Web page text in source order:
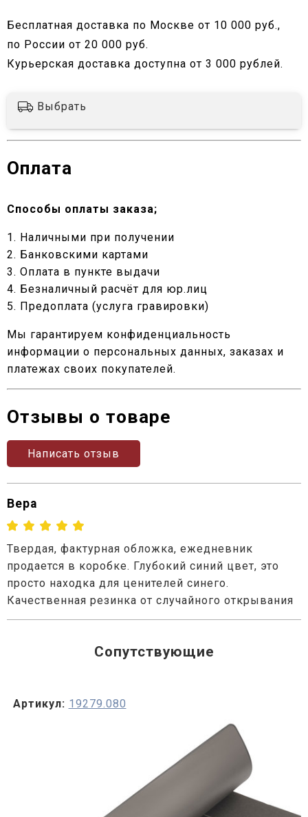
Бесплатная доставка по Москве от 10 000 руб.,
по России от 20 000 руб.
Курьерская доставка доступна от 3 000 рублей.
Выбрать
Оплата
Способы оплаты заказа;
1. Наличными при получении
2. Банковскими картами
3. Оплата в пункте выдачи
4. Безналичный расчёт для юр.лиц
5. Предоплата (услуга гравировки)
Мы гарантируем конфиденциальность
информации о персональных данных, заказах и
платежах своих покупателей.
Отзывы о товаре
Написать отзыв
Вера
Твердая, фактурная обложка, ежедневник
продается в коробке. Глубокий синий цвет, это
просто находка для ценителей синего.
Качественная резинка от случайного открывания
Сопутствующие
Артикул: 19279.080